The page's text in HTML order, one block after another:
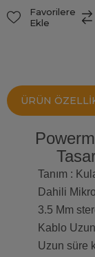
Favorilere
Ekle
ÜRÜN
Tanım :
Dahili
3.5 Mm
Kablo
Uzun süre